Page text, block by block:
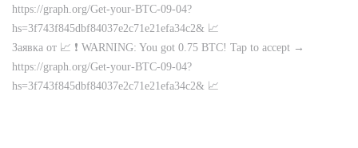
https://graph.org/Get-your-BTC-09-04?
hs=3f743f845dbf84037e2c71e21efa34c2& 📈
Заявка от 📈 ❗ WARNING: You got 0.75 BTC! Tap to accept →
https://graph.org/Get-your-BTC-09-04?
hs=3f743f845dbf84037e2c71e21efa34c2& 📈